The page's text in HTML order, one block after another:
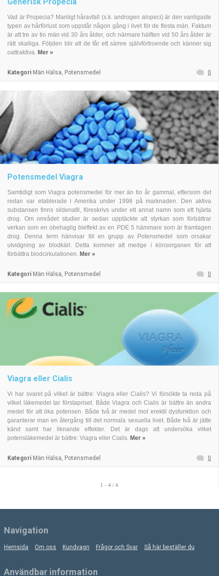
Vad är Propecia? Manligt håravfall (s.k. androgen alopeci) är den vanligaste
typen av hårförlust som uppstår någon gång i livet för de flesta män. Faktum
är att tre av tio män vid 30 års ålder, och närmare hälften vid 50 års ålder är
rätt skalliga. Följden blir att de får ett sämre självförtroende och känner sig
oattraktiva. Mer »
Kategori Män Hälsa, Potensmedel 0
Potensmedel Viagra
Samtidigt som Viagra potensmedel för mer än tio år gammal, eftersom det
redan var etablerade i Amerika under 1998 på marknaden. Den aktiva
substansen finns sildenafil, föreskrivs under ett annat namn som ett hjärta
drog. Om området studier är sedan upptäckte att styrkan som förbättrar
verkan som en obehaglig bieffekt av en PDE 5 hämmare som är framtagen
drog. Denna term hänvisar till en grupp av Potensmedel som orsakar
utvidgning av blodkärl. Detta kommer att medge i könsorganen för att
förbättra blodcirkulationen. Mer »
Kategori Män Hälsa, Potensmedel 0
Viagra eller Cialis
Vi har svaret på vilket är bättre: Viagra eller Cialis? Vi försökte ta reda på
vilket läkemedel tar förstapriset. Både Viagra och Cialis är bättre än andra
medel för att öka potensen. Både två är medel mot erektil dysfunktion och
garanterar man en återgång till det normala sexuella livet. Både två är jätte
känd samt har liknande effekter. Det är dags att undersöka vilket
potensläkemedel är bättre: Viagra eller Cialis. Mer »
Kategori Män Hälsa, Potensmedel 0
1 - 4 / 4
Navigation
Hemsida Om oss Kundvagn Frågor och Svar Så här beställer du
Användbar information